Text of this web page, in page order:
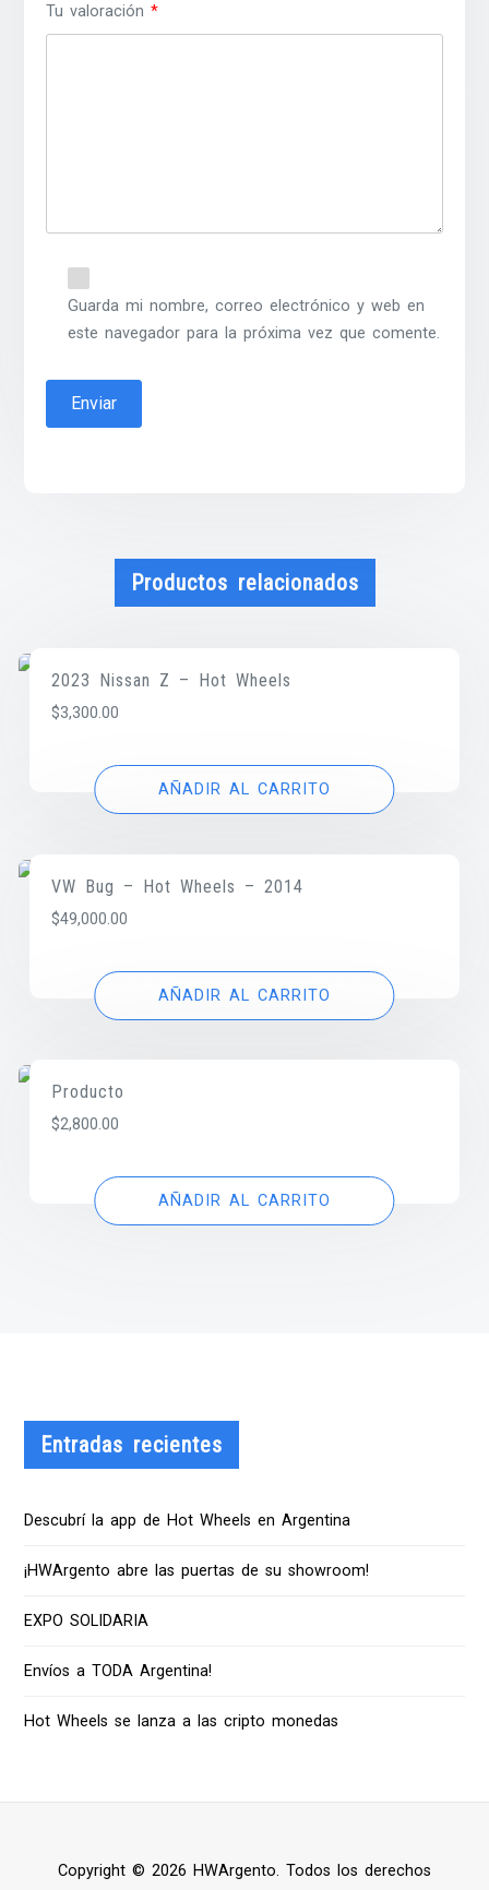
Tu valoración*
Guarda mi nombre, correo electrónico y web en
este navegador para la próxima vez que comente.
Productos relacionados
2023 Nissan Z – Hot Wheels
$3,300.00
AÑADIR AL CARRITO
VW Bug – Hot Wheels – 2014
$49,000.00
AÑADIR AL CARRITO
Producto
$2,800.00
AÑADIR AL CARRITO
Entradas recientes
Descubrí la app de Hot Wheels en Argentina
¡HWArgento abre las puertas de su showroom!
EXPO SOLIDARIA
Envíos a TODA Argentina!
Hot Wheels se lanza a las cripto monedas
Copyright © 2026 HWArgento. Todos los derechos